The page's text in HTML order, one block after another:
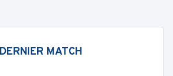
DERNIER MATCH